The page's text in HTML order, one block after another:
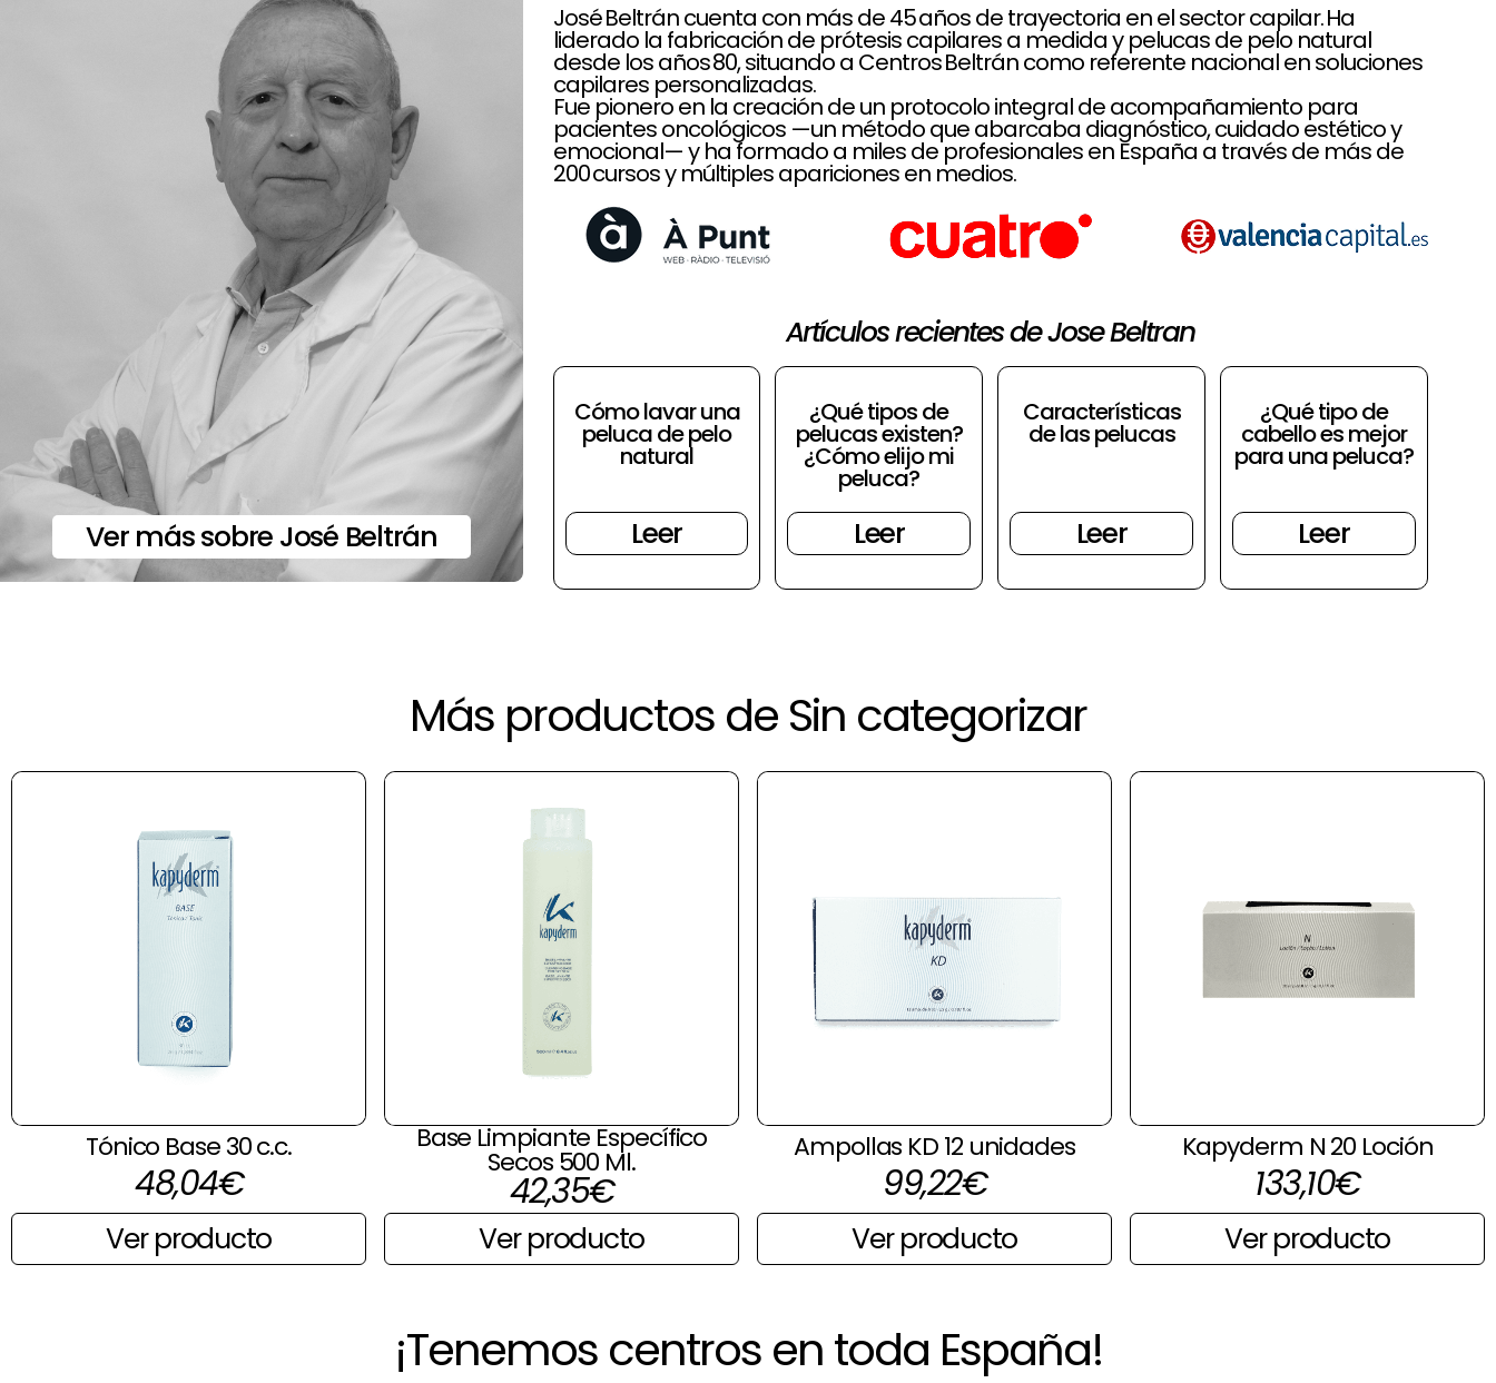
Ver más sobre José Beltrán
José Beltrán cuenta con más de 45 años de trayectoria en el sector capilar. Ha
liderado la fabricación de prótesis capilares a medida y pelucas de pelo natural
desde los años 80, situando a Centros Beltrán como referente nacional en soluciones
capilares personalizadas.
Fue pionero en la creación de un protocolo integral de acompañamiento para
pacientes oncológicos —un método que abarcaba diagnóstico, cuidado estético y
emocional— y ha formado a miles de profesionales en España a través de más de
200 cursos y múltiples apariciones en medios.
Artículos recientes de Jose Beltran
Cómo lavar una
peluca de pelo
natural
Leer
¿Qué tipos de
pelucas existen?
¿Cómo elijo mi
peluca?
Leer
Características
de las pelucas
Leer
¿Qué tipo de
cabello es mejor
para una peluca?
Leer
Más productos de Sin categorizar
Tónico Base 30 c.c.
48,04€
Ver producto
Base Limpiante Específico
Secos 500 Ml.
42,35€
Ver producto
Ampollas KD 12 unidades
99,22€
Ver producto
Kapyderm N 20 Loción
133,10€
Ver producto
¡Tenemos centros en toda España!